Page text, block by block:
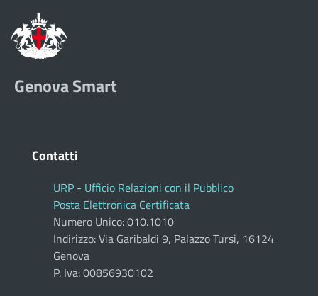
Genova Smart
Contatti
URP - Ufficio Relazioni con il Pubblico
Posta Elettronica Certificata
Numero Unico: 010.1010
Indirizzo: Via Garibaldi 9, Palazzo Tursi, 16124
Genova
P. Iva: 00856930102